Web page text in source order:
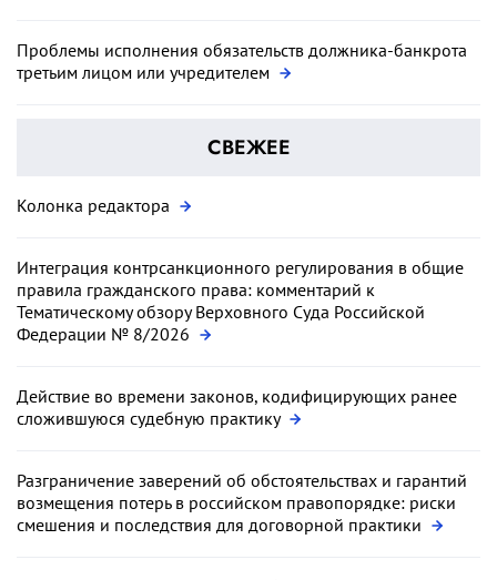
Проблемы исполнения обязательств должника-банкрота
третьим лицом или учредителем
СВЕЖЕЕ
Колонка редактора
Интеграция контрсанкционного регулирования в общие
правила гражданского права: комментарий к
Тематическому обзору Верховного Суда Российской
Федерации № 8/2026
Действие во времени законов, кодифицирующих ранее
сложившуюся судебную практику
Разграничение заверений об обстоятельствах и гарантий
возмещения потерь в российском правопорядке: риски
смешения и последствия для договорной практики